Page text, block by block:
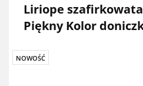
Liriope
Piękny Kolor
NOWOŚĆ